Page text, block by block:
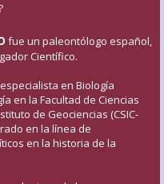
fue un paleontólogo español,
Científico.
en Biología
en la Facultad de Ciencias
de Geociencias (CSIC-
en la línea de
en la historia de la